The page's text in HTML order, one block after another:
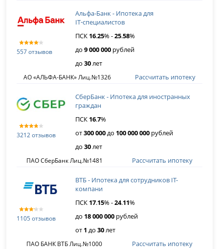
557 отзывов
Альфа-Банк - Ипотека для
IT‑специалистов
ПСК 16.25% -25.58%
до9 000 000 рублей
до30лет
АО «АЛЬФА-БАНК» Лиц.№1326 Рассчитать ипотеку
3212 отзывов
СберБанк - Ипотека для иностранных
граждан
ПСК 16.7%
от300 000до 100 000 000 рублей
до30лет
ПАО СберБанк Лиц.№1481 Рассчитать ипотеку
1105 отзывов
ВТБ - Ипотека для сотрудников IT-
компани
ПСК 17.15% -24.11%
до 18 000 000 рублей
от 1 до30лет
ПАО БАНК ВТБ Лиц.№1000 Рассчитать ипотеку